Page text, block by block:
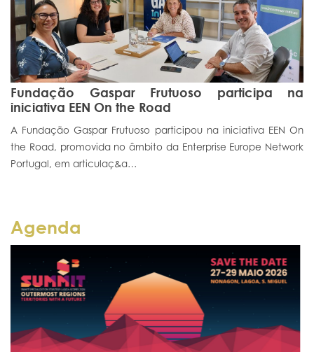
Fundação Gaspar Frutuoso participa na
iniciativa EEN On the Road
A Fundação Gaspar Frutuoso participou na iniciativa EEN On
the Road, promovida no âmbito da Enterprise Europe Network
Portugal, em articulaç&a…
Agenda